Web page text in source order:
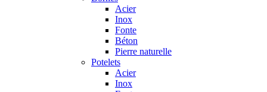
Acier
Inox
Fonte
Béton
Pierre naturelle
Potelets
Acier
Inox